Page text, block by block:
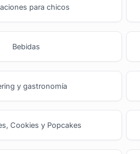
para chicos
Bebidas
y gastronomía
Cookies y Popcakes